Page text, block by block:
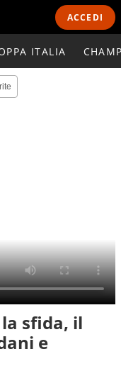
ACCEDI
ITALIA
sfida, il
e